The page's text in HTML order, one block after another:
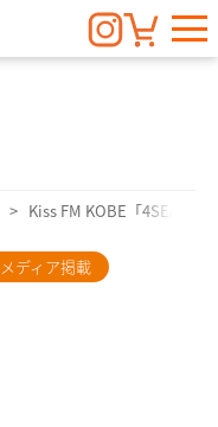
Kiss FM KOBE「
メディア掲載